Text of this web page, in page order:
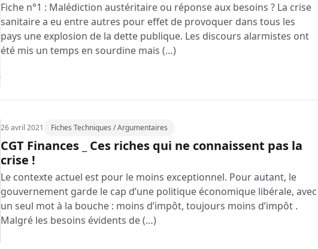
Fiche n°1 : Malédiction austéritaire ou réponse aux besoins ? La crise
sanitaire a eu entre autres pour effet de provoquer dans tous les
pays une explosion de la dette publique. Les discours alarmistes ont
été mis un temps en sourdine mais (…)
26 avril 2021 Fiches Techniques / Argumentaires
CGT Finances _ Ces riches qui ne connaissent pas la
crise !
Le contexte actuel est pour le moins exceptionnel. Pour autant, le
gouvernement garde le cap d’une politique économique libérale, avec
un seul mot à la bouche : moins d’impôt, toujours moins d’impôt .
Malgré les besoins évidents de (…)